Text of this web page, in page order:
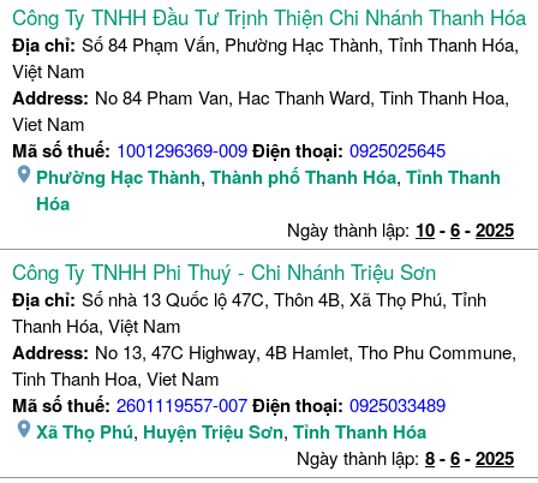
Công Ty TNHH Đầu Tư Trịnh Thiện Chi Nhánh Thanh Hóa
Địa chỉ: Số 84 Phạm Vấn, Phường Hạc Thành, Tỉnh Thanh Hóa,
Việt Nam
Address: No 84 Pham Van, Hac Thanh Ward, Tinh Thanh Hoa,
Viet Nam
Mã số thuế: 1001296369-009Điện thoại: 0925025645
Phường Hạc Thành, Thành phố Thanh Hóa, Tỉnh Thanh
Hóa
Ngày thành lập: 10-6-2025
Công Ty TNHH Phi Thuý - Chi Nhánh Triệu Sơn
Địa chỉ: Số nhà 13 Quốc lộ 47C, Thôn 4B, Xã Thọ Phú, Tỉnh
Thanh Hóa, Việt Nam
Address: No 13, 47C Highway, 4B Hamlet, Tho Phu Commune,
Tinh Thanh Hoa, Viet Nam
Mã số thuế: 2601119557-007Điện thoại: 0925033489
Xã Thọ Phú, Huyện Triệu Sơn, Tỉnh Thanh Hóa
Ngày thành lập: 8-6-2025